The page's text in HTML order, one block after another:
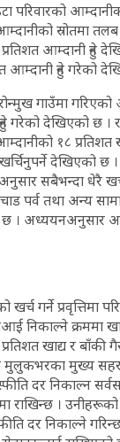
स्रोतमा तलब
आम्दानी हुने
आम्दानी हुने गरेको
गाउँमा
गरेको देखिएको छ ।
१८ प्रतिशत
देखिएको छ
सबैभन्दा धेरै
पर्व तथा अन्य
। अध्ययनअनुसार
गर्ने प्रवृत्तिमा
निकाल्ने क्रममा
खाद्य र बाँकी
मुलुकभरका मुख्य सहर
दर निकाल्न
राखिन्छ ।
दर निकाल्ने